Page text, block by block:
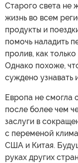
Старого света не
жизнь во всем
продукты и
помочь наладить
пролив, как
Однако похоже,
суждено узнавать
Европа не смогла
после более чем
заслуги в
с переменой
США и Китая.
руках других